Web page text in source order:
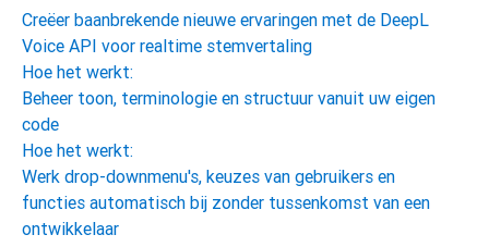
Creëer baanbrekende nieuwe ervaringen met de DeepL
Voice API voor realtime stemvertaling
Hoe het werkt:
Beheer toon, terminologie en structuur vanuit uw eigen
code
Hoe het werkt:
Werk drop-downmenu's, keuzes van gebruikers en
functies automatisch bij zonder tussenkomst van een
ontwikkelaar